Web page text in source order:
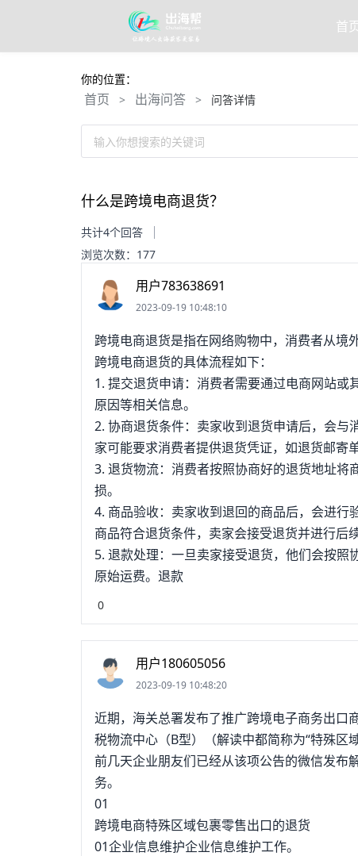
首
你的位置：
首页 > 出海问答 > 问答详情
输入你想搜索的关键词
什么是跨境电商退货？
共计4个回答
浏览次数：177
用户783638691
2023-09-19 10:48:10
跨境电商退货是指在网络购物中，消费者从境
跨境电商退货的具体流程如下：
1. 提交退货申请：消费者需要通过电商网站
原因等相关信息。
2. 协商退货条件：卖家收到退货申请后，会
家可能要求消费者提供退货凭证，如退货邮寄
3. 退货物流：消费者按照协商好的退货地址
损。
4. 商品验收：卖家收到退回的商品后，会进
商品符合退货条件，卖家会接受退货并进行后续
5. 退款处理：一旦卖家接受退货，他们会按
原始运费。退款
0
用户180605056
2023-09-19 10:48:20
近期，海关总署发布了推广跨境电子商务出口
税物流中心（B型）（解读中都简称为“特殊区
前几天企业朋友们已经从该项公告的微信发布
务。
01
跨境电商特殊区域包裹零售出口的退货
01企业信息维护企业信息维护工作。